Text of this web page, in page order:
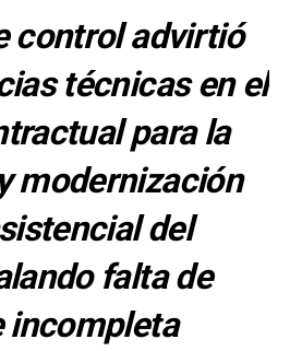
control advirtió
técnicas en el
para la
modernización
del
falta de
incompleta